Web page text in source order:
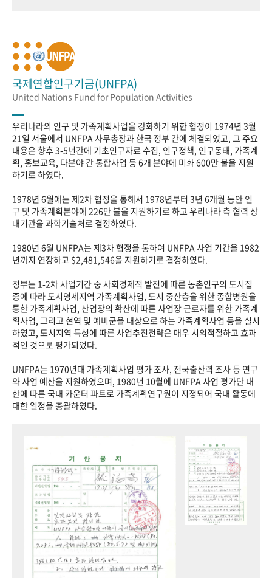
국제연합인구기금(UNFPA)
United Nations Fund for Population Activities
우리나라의 인구 및 가족계획사업을 강화하기 위한 협정이 1974년 3월
21일 서울에서 UNFPA 사무총장과 한국 정부 간에 체결되었고, 그 주요
내용은 향후 3-5년간에 기초인구자료 수집, 인구정책, 인구동태, 가족계
획, 홍보교육, 다분야 간 통합사업 등 6개 분야에 미화 600만 불을 지원
하기로 하였다.
1978년 6월에는 제2차 협정을 통해서 1978년부터 3년 6개월 동안 인
구 및 가족계획분야에 226만 불을 지원하기로 하고 우리나라 측 협력 상
대기관을 과학기술처로 결정하였다.
1980년 6월 UNFPA는 제3차 협정을 통하여 UNFPA 사업 기간을 1982
년까지 연장하고 $2,481,546을 지원하기로 결정하였다.
정부는 1-2차 사업기간 중 사회경제적 발전에 따른 농촌인구의 도시집
중에 따라 도시영세지역 가족계획사업, 도시 중산층을 위한 종합병원을
통한 가족계획사업, 산업장의 확산에 따른 사업장 근로자를 위한 가족계
획사업, 그리고 현역 및 예비군을 대상으로 하는 가족계획사업 등을 실시
하였고, 도시지역 특성에 따른 사업추진전략은 매우 시의적절하고 효과
적인 것으로 평가되었다.
UNFPA는 1970년대 가족계획사업 평가 조사, 전국출산력 조사 등 연구
와 사업 예산을 지원하였으며, 1980년 10월에 UNFPA 사업 평가단 내
한에 따른 국내 카운터 파트로 가족계획연구원이 지정되어 국내 활동에
대한 일정을 총괄하였다.